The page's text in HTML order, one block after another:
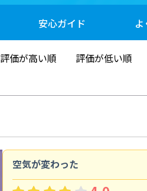
安心ガイド
評価が高い順 評価が低い順
空気が変わった